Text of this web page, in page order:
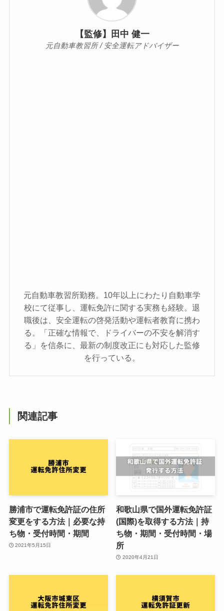
【監修】田中 健一
元自動車教習所 / 安全運転アドバイザー
元自動車教習所勤務。10年以上にわたり自動車学
校にて従事し、運転免許に関する実務も経験。退
職後は、安全運転の啓発活動や運転者教育に携わ
る。「正確な情報で、ドライバーの不安を解消す
る」を信条に、最新の制度改正にも対応した監修
を行っている。
関連記事
勝浦市で運転免許証の住所
変更をする方法｜必要な持
ち物・受付時間・期間
2021年5月15日
和歌山県で国外運転免許証
(国際)を取得する方法｜持
ち物・期間・受付時間・場
所
2020年4月21日